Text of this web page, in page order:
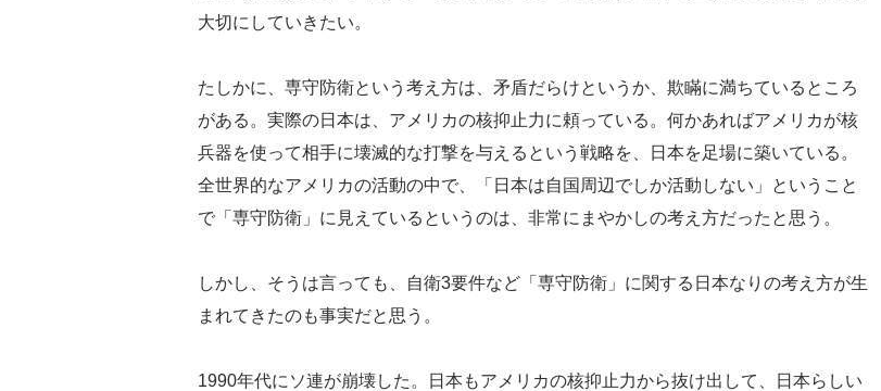
大切にしていきたい。
たしかに、専守防衛という考え方は、矛盾だらけというか、欺瞞に満ちているところ
がある。実際の日本は、アメリカの核抑止力に頼っている。何かあればアメリカが核
兵器を使って相手に壊滅的な打撃を与えるという戦略を、日本を足場に築いている。
全世界的なアメリカの活動の中で、「日本は自国周辺でしか活動しない」ということ
で「専守防衛」に見えているというのは、非常にまやかしの考え方だったと思う。
しかし、そうは言っても、自衛3要件など「専守防衛」に関する日本なりの考え方が生
まれてきたのも事実だと思う。
1990年代にソ連が崩壊した。日本もアメリカの核抑止力から抜け出して、日本らしい